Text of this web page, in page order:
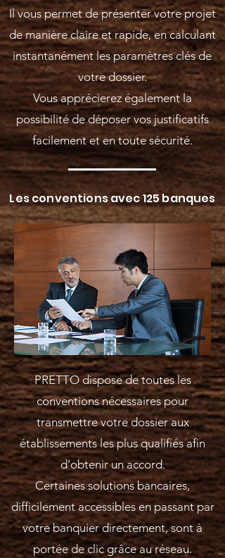
Il vous permet de présenter votre projet
de manière claire et rapide, en calculant
instantanément les paramètres clés de
votre dossier.
Vous apprécierez également la
possibilité de déposer vos justificatifs
facilement et en toute sécurité.
Les conventions avec 125 banques
PRETTO dispose de toutes les
conventions nécessaires pour
transmettre votre dossier aux
établissements les plus qualifiés afin
d’obtenir un accord.
Certaines solutions bancaires,
difficilement accessibles en passant par
votre banquier directement, sont à
portée de clic grâce au réseau.